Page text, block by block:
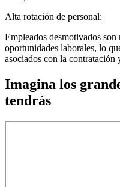
Alta rotación de personal:
Empleados desmotivados son
oportunidades laborales, lo
asociados con la contratación
Imagina los
tendrás